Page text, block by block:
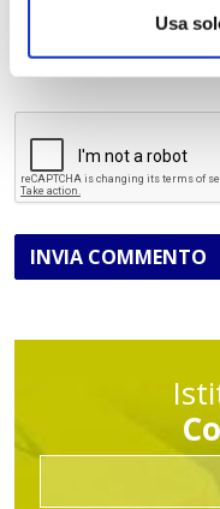
Usa
Acconsento al
INVIA COMMENTO